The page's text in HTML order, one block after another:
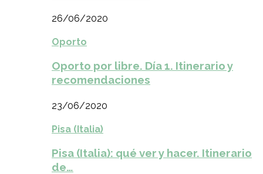
26/06/2020
Oporto
Oporto por libre. Día 1. Itinerario y
recomendaciones
23/06/2020
Pisa (Italia)
Pisa (Italia): qué ver y hacer. Itinerario
de…